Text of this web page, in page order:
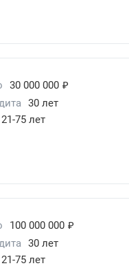
30 000 000 ₽
30 лет
21-75 лет
100 000 000 ₽
30 лет
21-75 лет